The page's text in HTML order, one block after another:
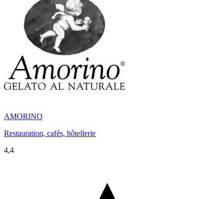
AMORINO
Restauration, cafés, hôtellerie
4,4